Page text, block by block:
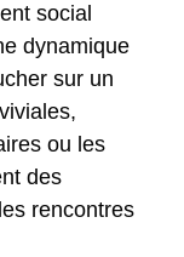
social
dynamique
sur un
ou les
des
rencontres